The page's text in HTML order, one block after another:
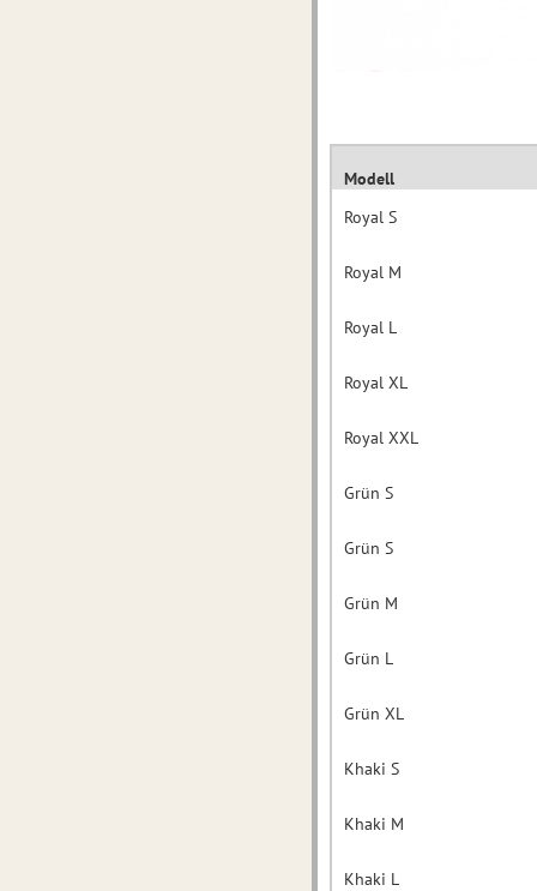
Modell
Royal S
Royal M
Royal L
Royal XL
Royal XXL
Grün S
Grün S
Grün M
Grün L
Grün XL
Khaki S
Khaki M
Khaki L